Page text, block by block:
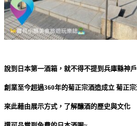
說到日本第一酒箱，就不得不提到兵庫縣神
創業至今超過360年的菊正宗酒造成立 菊正
來此藉由展示方式，了解釀酒的歷史與文化